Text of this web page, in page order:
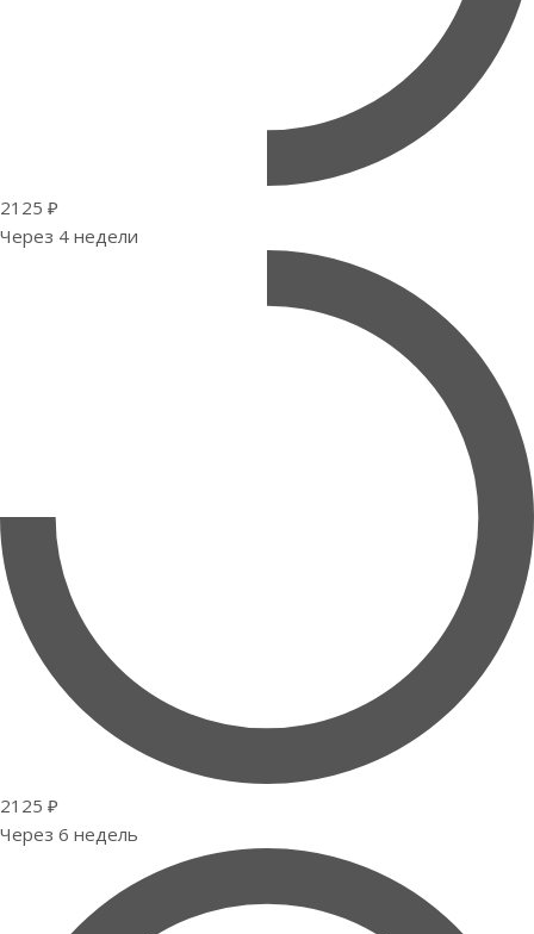
2125 ₽
Через 4 недели
2125 ₽
Через 6 недель